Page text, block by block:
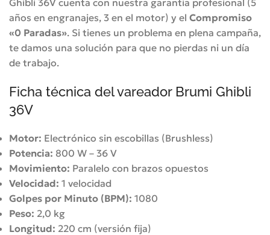
años en engranajes, 3 en el motor) y el Compromiso
«0 Paradas». Si tienes un problema en plena campaña,
te damos una solución para que no pierdas ni un día
de trabajo.
Ficha técnica del vareador Brumi Ghibli
36V
Motor: Electrónico sin escobillas (Brushless)
Potencia: 800 W – 36 V
Movimiento: Paralelo con brazos opuestos
Velocidad: 1 velocidad
Golpes por Minuto (BPM): 1080
Peso: 2,0 kg
Longitud: 220 cm (versión fija)